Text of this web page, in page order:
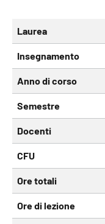
Laurea
Insegnamento
Anno di corso
Semestre
Docenti
CFU
Ore totali
Ore di lezione